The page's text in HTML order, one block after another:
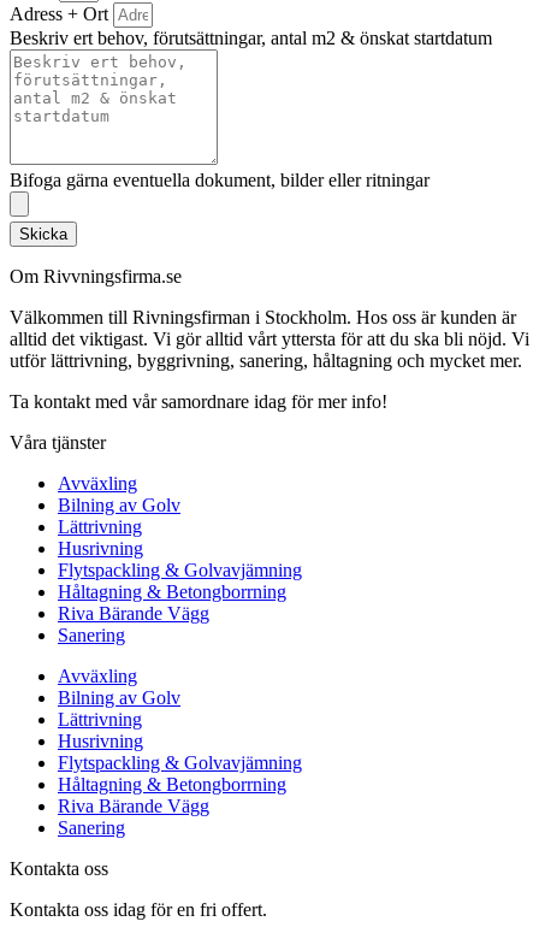
Adress + Ort
Beskriv ert behov, förutsättningar, antal m2 & önskat startdatum
Bifoga gärna eventuella dokument, bilder eller ritningar
Skicka
Om Rivvningsfirma.se
Välkommen till Rivningsfirman i Stockholm. Hos oss är kunden är
alltid det viktigast. Vi gör alltid vårt yttersta för att du ska bli nöjd. Vi
utför lättrivning, byggrivning, sanering, håltagning och mycket mer.
Ta kontakt med vår samordnare idag för mer info!
Våra tjänster
Avväxling
Bilning av Golv
Lättrivning
Husrivning
Flytspackling & Golvavjämning
Håltagning & Betongborrning
Riva Bärande Vägg
Sanering
Avväxling
Bilning av Golv
Lättrivning
Husrivning
Flytspackling & Golvavjämning
Håltagning & Betongborrning
Riva Bärande Vägg
Sanering
Kontakta oss
Kontakta oss idag för en fri offert.